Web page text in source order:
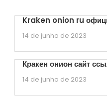
Kraken onion ru
14 de junho de 2023
Кракен онион сайт
14 de junho de 2023